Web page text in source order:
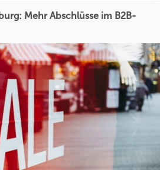
Mehr Abschlüsse im B2B-